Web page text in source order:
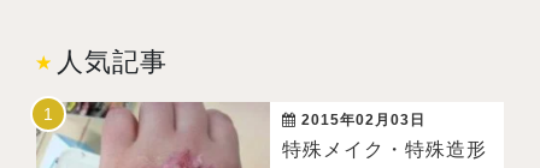
人気記事
2015年02月03日
特殊メイク・特殊造形